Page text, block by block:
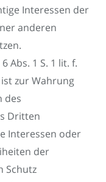
Interessen der
anderen
Abs. 1 S. 1 lit. f.
zur Wahrung
des
Dritten
Interessen oder
der
Schutz